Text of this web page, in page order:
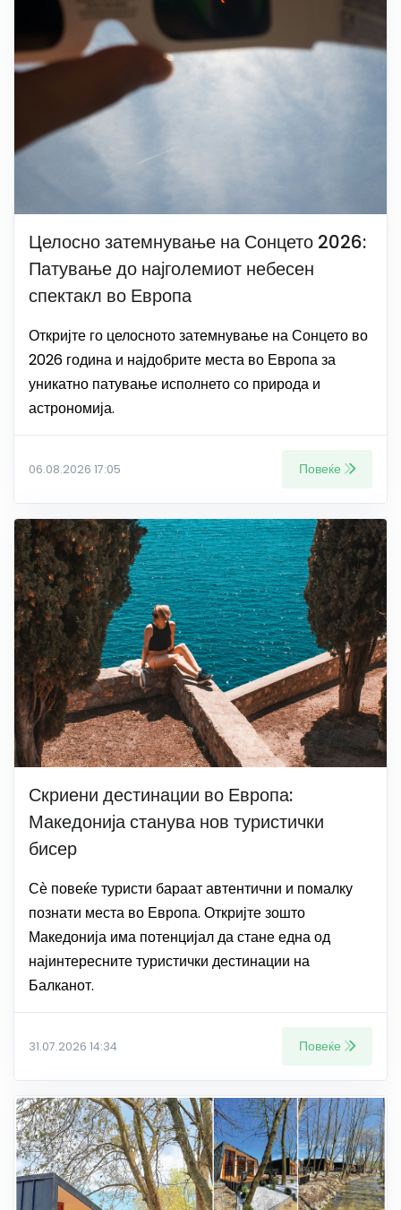
Целосно затемнување на Сонцето 2026:
Патување до најголемиот небесен
спектакл во Европа
Откријте го целосното затемнување на Сонцето во
2026 година и најдобрите места во Европа за
уникатно патување исполнето со природа и
астрономија.
06.08.2026 17:05 Повеќе
Скриени дестинации во Европа:
Македонија станува нов туристички
бисер
Сѐ повеќе туристи бараат автентични и помалку
познати места во Европа. Откријте зошто
Македонија има потенцијал да стане една од
најинтересните туристички дестинации на
Балканот.
31.07.2026 14:34 Повеќе